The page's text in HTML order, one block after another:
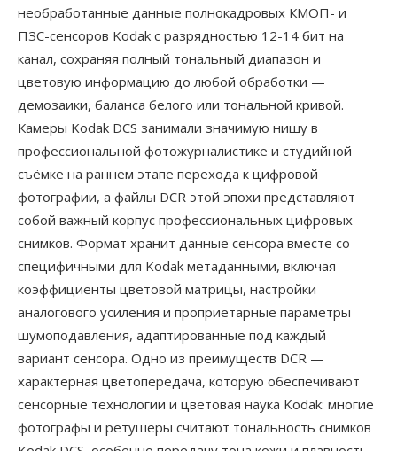
необработанные данные полнокадровых КМОП- и
ПЗС-сенсоров Kodak с разрядностью 12-14 бит на
канал, сохраняя полный тональный диапазон и
цветовую информацию до любой обработки —
демозаики, баланса белого или тональной кривой.
Камеры Kodak DCS занимали значимую нишу в
профессиональной фотожурналистике и студийной
съёмке на раннем этапе перехода к цифровой
фотографии, а файлы DCR этой эпохи представляют
собой важный корпус профессиональных цифровых
снимков. Формат хранит данные сенсора вместе со
специфичными для Kodak метаданными, включая
коэффициенты цветовой матрицы, настройки
аналогового усиления и проприетарные параметры
шумоподавления, адаптированные под каждый
вариант сенсора. Одно из преимуществ DCR —
характерная цветопередача, которую обеспечивают
сенсорные технологии и цветовая наука Kodak: многие
фотографы и ретушёры считают тональность снимков